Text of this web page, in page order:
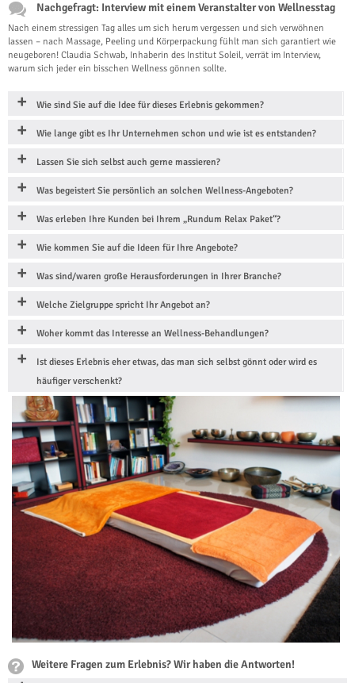
Nachgefragt: Interview mit einem Veranstalter von Wellnesstag
Nach einem stressigen Tag alles um sich herum vergessen und sich verwöhnen
lassen – nach Massage, Peeling und Körperpackung fühlt man sich garantiert wie
neugeboren! Claudia Schwab, Inhaberin des Institut Soleil, verrät im Interview,
warum sich jeder ein bisschen Wellness gönnen sollte.
Wie sind Sie auf die Idee für dieses Erlebnis gekommen?
Wie lange gibt es Ihr Unternehmen schon und wie ist es entstanden?
Lassen Sie sich selbst auch gerne massieren?
Was begeistert Sie persönlich an solchen Wellness-Angeboten?
Was erleben Ihre Kunden bei Ihrem „Rundum Relax Paket“?
Wie kommen Sie auf die Ideen für Ihre Angebote?
Was sind/waren große Herausforderungen in Ihrer Branche?
Welche Zielgruppe spricht Ihr Angebot an?
Woher kommt das Interesse an Wellness-Behandlungen?
Ist dieses Erlebnis eher etwas, das man sich selbst gönnt oder wird es
häufiger verschenkt?
Weitere Fragen zum Erlebnis? Wir haben die Antworten!